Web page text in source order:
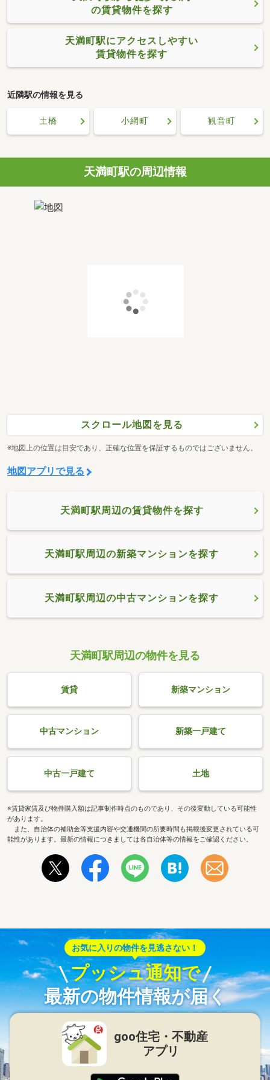
の賃貸物件を探す
天満町駅にアクセスしやすい
賃貸物件を探す
近隣駅の情報を見る
土橋 小網町 観音町
天満町駅の周辺情報
スクロール地図を見る
※地図上の位置は目安であり、正確な位置を保証するものではございません。
地図アプリで見る
天満町駅周辺の賃貸物件を探す
天満町駅周辺の新築マンションを探す
天満町駅周辺の中古マンションを探す
天満町駅周辺の物件を見る
賃貸 新築マンション
中古マンション 新築一戸建て
中古一戸建て 土地
※賃貸家賃及び物件購入額は記事制作時点のものであり、その後変動している可能性
があります。
また、自治体の補助金等支援内容や交通機関の所要時間も掲載後変更されている可
能性があります。最新の情報につきましては各自治体等の情報をご確認ください。
お気に入りの物件を見逃さない！
プッシュ通知で
最新の物件情報が届く
goo住宅・不動産
アプリ